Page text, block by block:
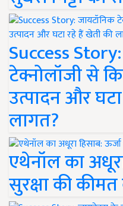
Success
टेक्नोलॉजी से
उत्पादन और
लागत?
एथेनॉल का
सुरक्षा की